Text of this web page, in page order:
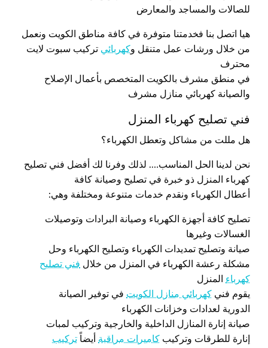
للصالات والمساجد والمعارض
هيا اتصل بنا فخدمتنا متوفرة في كافة مناطق الكويت ونعمل
من خلال ورشات عمل متنقل وكهربائي تركيب سبوت لايت
محترف
في منطق مشرف بالكويت المتخصص بأعمال الإصلاح
والصيانة كهربائي منازل مشرف
فني تصليح كهرباء المنزل
هل مللت من مشاكل وتعطل الكهرباء؟
نحن لدينا الحل المناسب…. لذلك وفرنا لك أفضل فني تصليح
كهرباء المنزل ذو خبرة في تصليح وصيانة كافة
أعطال الكهرباء ونقدم خدمات متنوعة ومختلفة وهي:
تصليح كافة أجهزة الكهرباء وصيانة البرادات وتوصيلات
الغسالات وغيرها
صيانة وتصليح تمديدات الكهرباء وتصليح الكهرباء وحل
مشكلة رعشة الكهرباء في المنزل من خلال فني تصليح
كهرباء المنزل
يقوم فني كهربائي منازل الكويت في توفير الصيانة
الدورية لعدادات وخزانات الكهرباء
صيانة إنارة المنازل الداخلية والخارجية وتركيب لمبات
إنارة للطرقات وتركيب كاميرات مراقبة أيضاً تركيب